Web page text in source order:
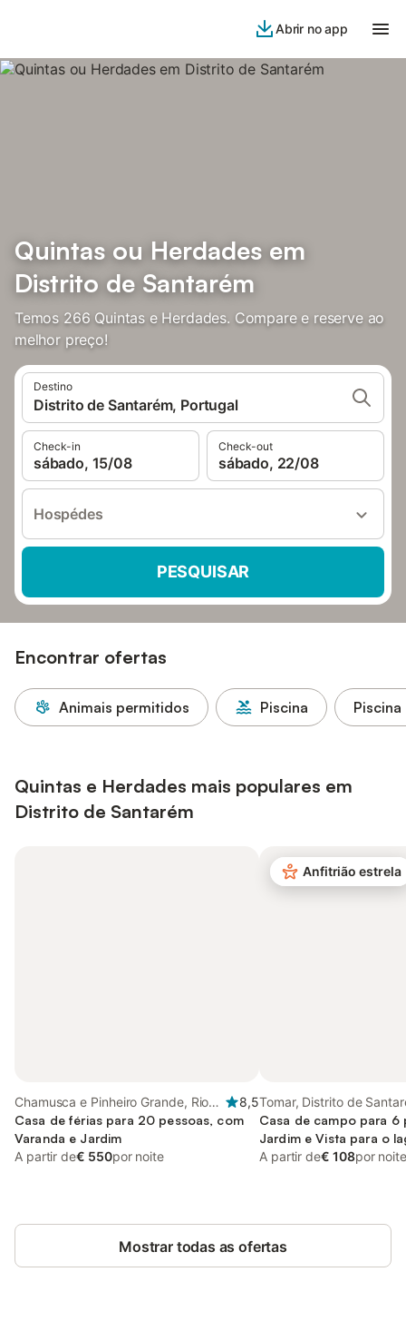
Abrir no app
Quintas ou Herdades em
Distrito de Santarém
Temos 266 Quintas e Herdades. Compare e reserve ao
melhor preço!
Destino
Distrito de Santarém, Portugal
Check-in
sábado, 15/08
Check-out
sábado, 22/08
Hospédes
PESQUISAR
Encontrar ofertas
Animais permitidos Piscina
Quintas e Herdades mais populares em
Distrito de Santarém
Chamusca e Pinheiro Grande, Rio
Tejo
8,5
Casa de férias para 20 pessoas, com
Varanda e Jardim
A partir de€ 550por noite
Anfitrião estrela
Tomar, Distrito de
Casa de campo para 6
Jardim e Vista para o
A partir de€ 108por noite
Mostrar todas as ofertas